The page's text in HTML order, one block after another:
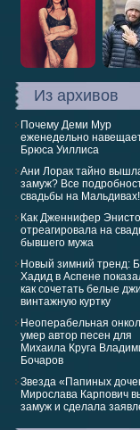
Из архивов
Почему Деми Мур
еженедельно
Брюса Уиллиса
Ани Лорак тайно
замуж? Все
свадьбы на Мальдивах!
Как Дженнифер
отреагировала на
бывшего мужа
Новый зимний тренд:
Хадид в Аспене
как сочетать белые
винтажную куртку
Неоперабельная
умер автор песен для
Михаила Круга
Бочаров
Звезда «Папиных
Мирослава Карпович
замуж и сделала